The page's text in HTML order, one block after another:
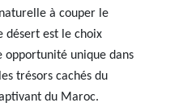
à couper le
désert est le choix
opportunité unique dans
trésors cachés du
du Maroc.